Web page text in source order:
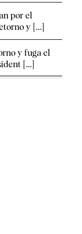
por el
y [...]
y fuga el
[...]